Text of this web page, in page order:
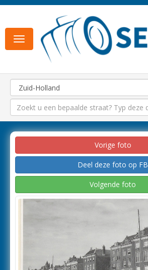
Toggle
navigation
Vorige foto
Deel deze foto op FB
Volgende foto